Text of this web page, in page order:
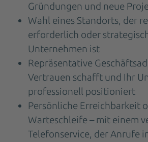
Gründungen und neue
Wahl eines Standorts, der
erforderlich oder
Unternehmen ist
Repräsentative
Vertrauen schafft und Ihr
professionell positioniert
Persönliche Erreichbarkeit
Warteschleife – mit einem
Telefonservice, der Anrufe